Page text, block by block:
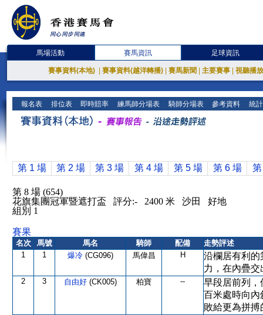
馬場活動 賽馬資訊 足球資訊
賽事資料(本地) 賽事資料(越洋轉播) 賽馬新聞 主要賽事 視聽播
報名表 排位表 即時賠率 練馬師分場表 騎師分場表 參考資料 統
第 1 場 第 2 場 第 3 場 第 4 場 第 5 場 第 6 場
第 8 場 (654)
花旗集團冠軍暨遮打盃 評分:- 2400 米 沙田 好地
組別 1
賽果
名次 馬號 馬名 騎師 配備
走勢評述
1
1 爆冷 (CG096) 馬偉昌 H
沿欄居有利的
力，在內疊
2 3 自由好 (CK005) 柏寶 --
早段居前列，
百米處時向內
敗給更為拼搏